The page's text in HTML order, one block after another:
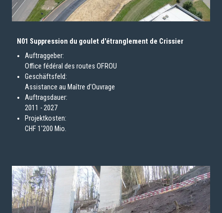
N01 Suppression du goulet d'étranglement de Crissier
Auftraggeber:
Office fédéral des routes OFROU
Geschäftsfeld:
Assistance au Maître d'Ouvrage
Auftragsdauer:
2011 - 2027
Projektkosten:
CHF 1'200 Mio.